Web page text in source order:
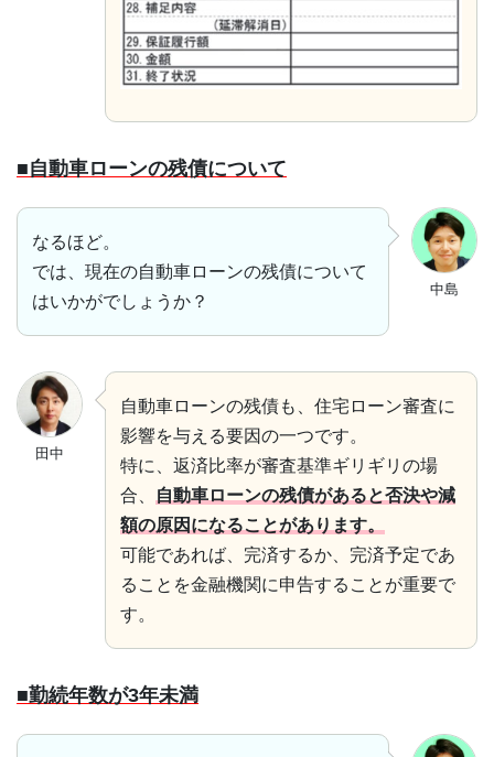
■自動車ローンの残債について
中島
なるほど。
では、現在の自動車ローンの残債について
はいかがでしょうか？
田中
自動車ローンの残債も、住宅ローン審査に
影響を与える要因の一つです。
特に、返済比率が審査基準ギリギリの場
合、
自動車ローンの残債があると否決や減
額の原因になることがあります。
可能であれば、完済するか、完済予定であ
ることを金融機関に申告することが重要で
す。
■勤続年数が3年未満